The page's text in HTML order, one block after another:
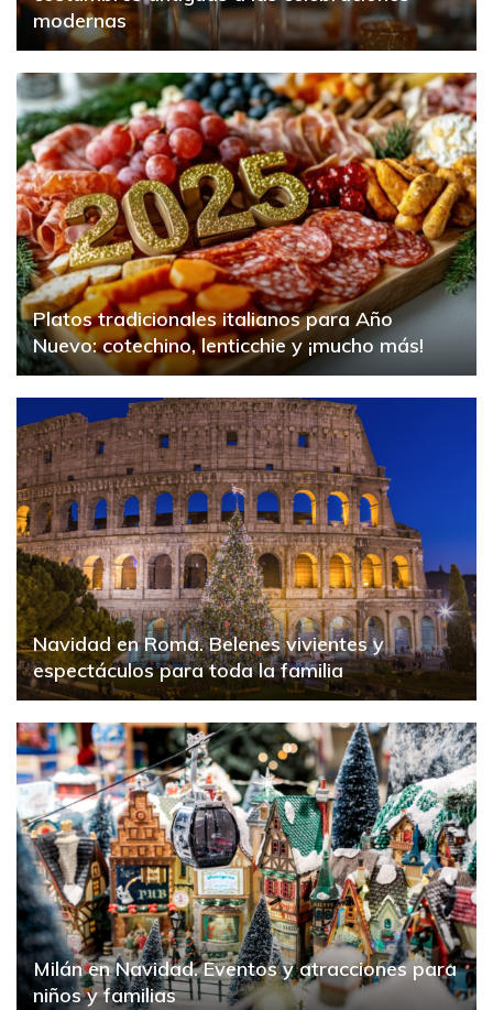
modernas
Platos tradicionales italianos para Año
Nuevo: cotechino, lenticchie y ¡mucho más!
Navidad en Roma. Belenes vivientes y
espectáculos para toda la familia
Milán en Navidad. Eventos y atracciones para
niños y familias